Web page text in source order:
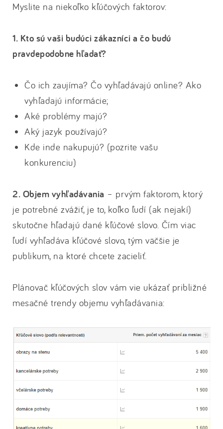
Myslite na niekoľko kľúčových faktorov:
1. Kto sú vaši budúci zákazníci a čo budú
pravdepodobne hľadať?
Čo ich zaujíma? Čo vyhľadávajú online? Ako
vyhľadajú informácie;
Aké problémy majú?
Aký jazyk používajú?
Kde inde nakupujú? (pozrite vašu
konkurenciu)
2. Objem vyhľadávania – prvým faktorom, ktorý
je potrebné zvážiť, je to, koľko ľudí (ak nejakí)
skutočne hľadajú dané kľúčové slovo. Čím viac
ľudí vyhľadáva kľúčové slovo, tým väčšie je
publikum, na ktoré chcete zacieliť.
Plánovač kľúčových slov vám vie ukázať približné
mesačné trendy objemu vyhľadávania: